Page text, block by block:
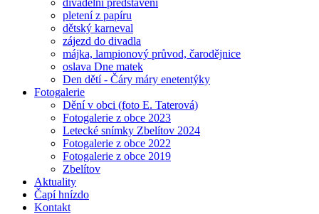
pletení z papíru
dětský karneval
zájezd do divadla
májka, lampionový průvod, čarodějnice
oslava Dne matek
Den dětí - Čáry máry enetentýky
Fotogalerie
Dění v obci (foto E. Taterová)
Fotogalerie z obce 2023
Letecké snímky Zbelítov 2024
Fotogalerie z obce 2022
Fotogalerie z obce 2019
Zbelítov
Aktuality
Čapí hnízdo
Kontakt